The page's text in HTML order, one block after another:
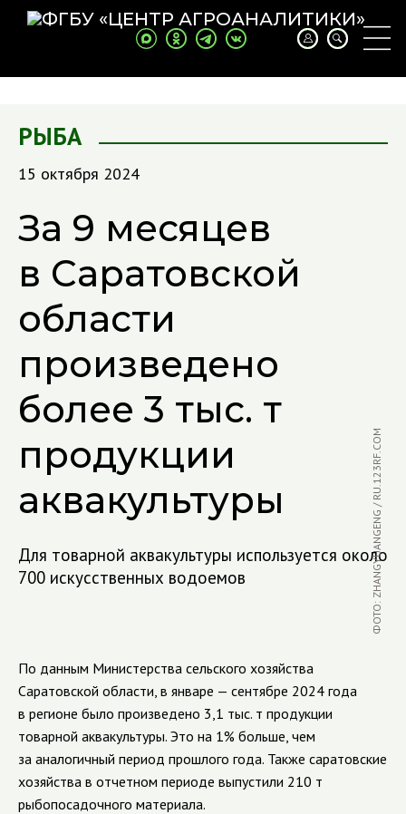
РЫБА
15 октября 2024
За 9 месяцев
в Саратовской
области
произведено
более 3 тыс. т
продукции
аквакультуры
Для товарной аквакультуры используется около
700 искусственных водоемов
ФОТО: ZHANGYUANGENG / RU.123RF.COM
По данным Министерства сельского хозяйства
Саратовской области, в январе — сентябре 2024 года
в регионе было произведено 3,1 тыс. т продукции
товарной аквакультуры. Это на 1% больше, чем
за аналогичный период прошлого года. Также саратовские
хозяйства в отчетном периоде выпустили 210 т
рыбопосадочного материала.